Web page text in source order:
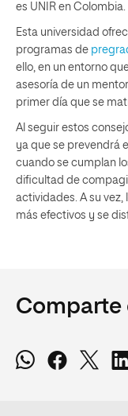
es UNIR en Colombia.
Esta universidad
programas de
ello, en un entorno
asesoría de un
primer día que se
Al seguir estos
ya que se prevendrá
cuando se cumplan
dificultad de
actividades. A su
más efectivos y se
Comparte